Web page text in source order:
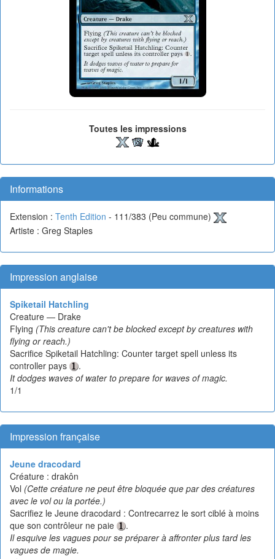
Toutes les impressions
Informations
Extension : Tenth Edition - 111/383 (Peu commune)
Artiste : Greg Staples
Impression anglaise
Spiketail Hatchling
Creature — Drake
Flying (This creature can't be blocked except by creatures with
flying or reach.)
Sacrifice Spiketail Hatchling: Counter target spell unless its
controller pays
.
It dodges waves of water to prepare for waves of magic.
1/1
Impression française
Jeune dracodard
Créature : drakôn
Vol (Cette créature ne peut être bloquée que par des créatures
avec le vol ou la portée.)
Sacrifiez le Jeune dracodard : Contrecarrez le sort ciblé à moins
que son contrôleur ne paie
.
Il esquive les vagues pour se préparer à affronter plus tard les
vagues de magie.